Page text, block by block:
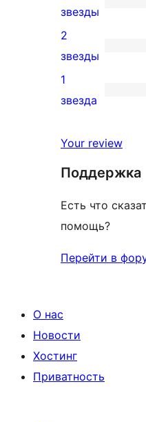
звездный
отзыв
0
3-
звездный
отзыв
звезды
0
2-
звездный
2
звезды
0
звездный
1
звезда
Your review
Поддержка
Есть что
помощь?
Перейти в
О нас
Новости
Хостинг
Приватность